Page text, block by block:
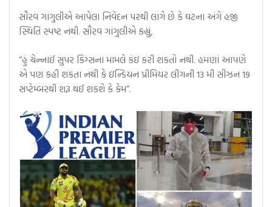
સૌરવ ગાંગુલીએ આપેલા નિવેદન પરથી લાગે છે કે ઘટના અંગે હજી
સ્થિતિ સ્પષ્ટ નથી. સૌરવ ગાંગુલીએ કહ્યું,
“હું ચેન્નાઈ સુપર કિંગ્સના મામલે કંઇ કરી શકતો નથી. હમણાં આપણે
એ પણ કહી શકતા નથી કે ઇન્ડિયન પ્રીમિયર લીગની 13 મી સીઝન 19
સપ્ટેમ્બરથી શરૂ થઈ શકશે કે કેમ”.